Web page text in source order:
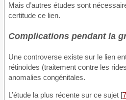
Mais d’autres études sont
certitude ce lien.
Complications pendant la
Une controverse existe sur le lien
rétinoïdes (traitement contre les
anomalies congénitales.
L’étude la plus récente sur ce sujet [7